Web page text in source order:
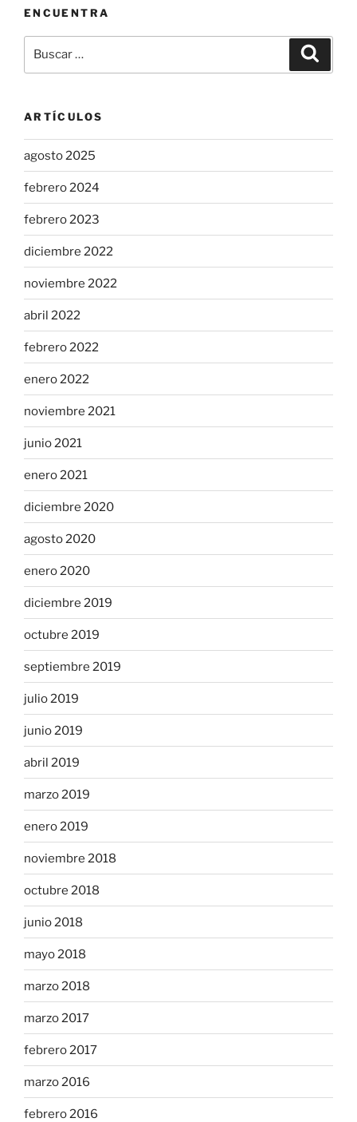
ENCUENTRA
por:
ARTÍCULOS
agosto 2025
febrero 2024
febrero 2023
diciembre 2022
noviembre 2022
abril 2022
febrero 2022
enero 2022
noviembre 2021
junio 2021
enero 2021
diciembre 2020
agosto 2020
enero 2020
diciembre 2019
octubre 2019
septiembre 2019
julio 2019
junio 2019
abril 2019
marzo 2019
enero 2019
noviembre 2018
octubre 2018
junio 2018
mayo 2018
marzo 2018
marzo 2017
febrero 2017
marzo 2016
febrero 2016